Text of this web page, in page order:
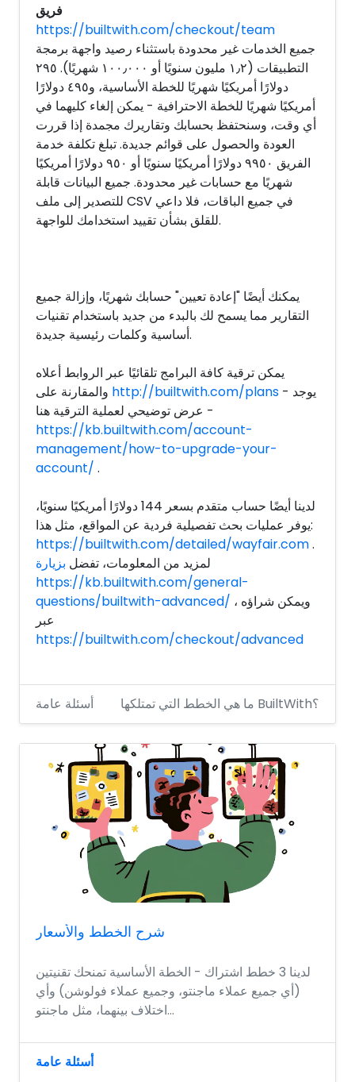
فريق
https://builtwith.com/checkout/team
جميع الخدمات غير محدودة باستثناء رصيد واجهة برمجة
التطبيقات (١٫٢ مليون سنويًا أو ١٠٠٫٠٠٠ شهريًا). ٢٩٥
دولارًا أمريكيًا شهريًا للخطة الأساسية، و٤٩٥ دولارًا
أمريكيًا شهريًا للخطة الاحترافية - يمكن إلغاء كليهما في
أي وقت، وسنحتفظ بحسابك وتقاريرك مجمدة إذا قررت
العودة والحصول على قوائم جديدة. تبلغ تكلفة خدمة
الفريق ٩٩٥٠ دولارًا أمريكيًا سنويًا أو ٩٥٠ دولارًا أمريكيًا
شهريًا مع حسابات غير محدودة. جميع البيانات قابلة
للتصدير إلى ملف CSV في جميع الباقات، فلا داعي
للقلق بشأن تقييد استخدامك للواجهة.
يمكنك أيضًا "إعادة تعيين" حسابك شهريًا، وإزالة جميع
التقارير مما يسمح لك بالبدء من جديد باستخدام تقنيات
أساسية وكلمات رئيسية جديدة.
يمكن ترقية كافة البرامج تلقائيًا عبر الروابط أعلاه
http://builtwith.com/plans - يوجد
عرض توضيحي لعملية الترقية هنا -
https://kb.builtwith.com/account-
management/how-to-upgrade-your-
account/ .
لدينا أيضًا حساب متقدم بسعر 144 دولارًا أمريكيًا سنويًا،
يوفر عمليات بحث تفصيلية فردية عن المواقع، مثل هذا:
https://builtwith.com/detailed/wayfair.com.
لمزيد من المعلومات، تفضل بزيارة
https://kb.builtwith.com/general-
questions/builtwith-advanced/ ، ويمكن شراؤه
عبر
https://builtwith.com/checkout/advanced
أسئلة عامة ما هي الخطط التي تمتلكها BuiltWith؟
شرح الخطط والأسعار
لدينا 3 خطط اشتراك - الخطة الأساسية تمنحك تقنيتين
(أي جميع عملاء ماجنتو، وجميع عملاء فولوشن) وأي
اختلاف بينهما، مثل ماجنتو...
أسئلة عامة